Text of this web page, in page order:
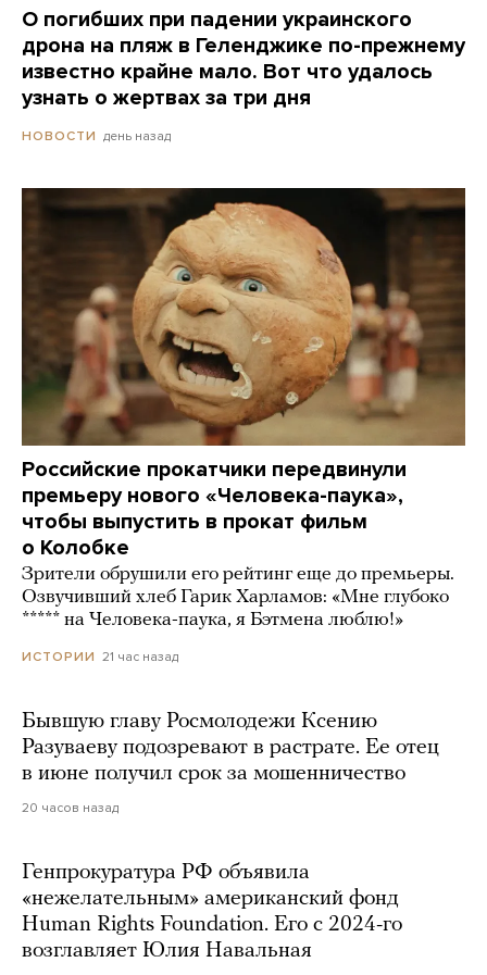
О погибших при падении украинского
дрона на пляж в Геленджике по-прежнему
известно крайне мало. Вот что удалось
узнать о жертвах за три дня
НОВОСТИ день назад
Российские прокатчики передвинули
премьеру нового «Человека-паука»,
чтобы выпустить в прокат фильм
о Колобке
Зрители обрушили его рейтинг еще до премьеры.
Озвучивший хлеб Гарик Харламов: «Мне глубоко
***** на Человека-паука, я Бэтмена люблю!»
ИСТОРИИ 21 час назад
Бывшую главу Росмолодежи Ксению
Разуваеву подозревают в растрате. Ее отец
в июне получил срок за мошенничество
20 часов назад
Генпрокуратура РФ объявила
«нежелательным» американский фонд
Human Rights Foundation. Его с 2024-го
возглавляет Юлия Навальная